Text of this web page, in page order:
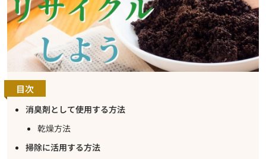
目次
消臭剤として使用する方法
乾燥方法
掃除に活用する方法